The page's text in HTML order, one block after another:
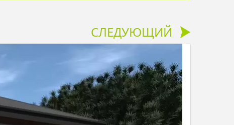
СЛЕДУЮЩИЙ